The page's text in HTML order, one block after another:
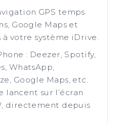
GPS temps
Google Maps et
à votre système iDrive.
: Deezer, Spotify,
WhatsApp,
Google Maps, etc.
lancent sur l’écran
directement depuis